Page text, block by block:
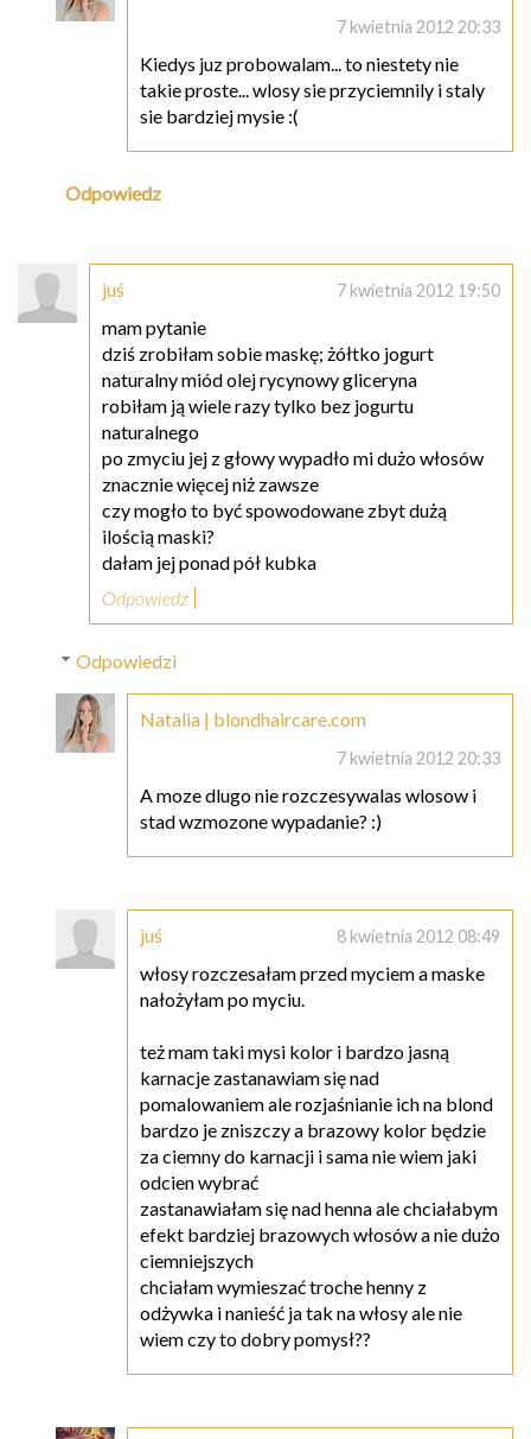
7 kwietnia 2012 20:33
Kiedys juz probowalam... to niestety nie
takie proste... wlosy sie przyciemnily i staly
sie bardziej mysie :(
Odpowiedz
juś 7 kwietnia 2012 19:50
mam pytanie
dziś zrobiłam sobie maskę; żółtko jogurt
naturalny miód olej rycynowy gliceryna
robiłam ją wiele razy tylko bez jogurtu
naturalnego
po zmyciu jej z głowy wypadło mi dużo włosów
znacznie więcej niż zawsze
czy mogło to być spowodowane zbyt dużą
ilością maski?
dałam jej ponad pół kubka
Odpowiedz
Odpowiedzi
Natalia | blondhaircare.com
7 kwietnia 2012 20:33
A moze dlugo nie rozczesywalas wlosow i
stad wzmozone wypadanie? :)
juś 8 kwietnia 2012 08:49
włosy rozczesałam przed myciem a maske
nałożyłam po myciu.
też mam taki mysi kolor i bardzo jasną
karnacje zastanawiam się nad
pomalowaniem ale rozjaśnianie ich na blond
bardzo je zniszczy a brazowy kolor będzie
za ciemny do karnacji i sama nie wiem jaki
odcien wybrać
zastanawiałam się nad henna ale chciałabym
efekt bardziej brazowych włosów a nie dużo
ciemniejszych
chciałam wymieszać troche henny z
odżywka i nanieść ja tak na włosy ale nie
wiem czy to dobry pomysł??